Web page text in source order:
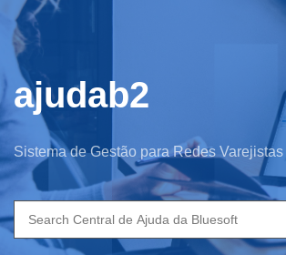
ajudab2
Sistema de Gestão para Redes
Search
for: